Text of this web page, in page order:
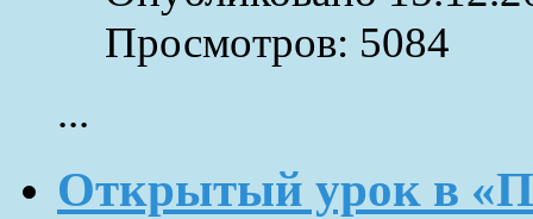
Просмотров: 5084
...
Открытый урок в